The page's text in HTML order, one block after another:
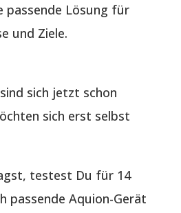
passende Lösung für
und Ziele.
sich jetzt schon
sich erst selbst
testest Du für 14
passende Aquion-Gerät